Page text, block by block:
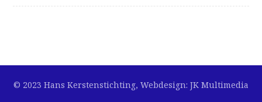
© 2023 Hans Kerstenstichting, Webdesign: JK Multimedia